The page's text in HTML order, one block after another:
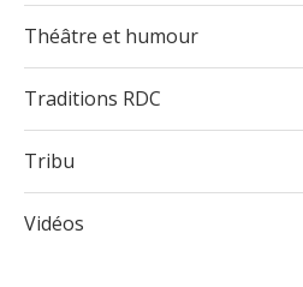
Théâtre et humour
Traditions RDC
Tribu
Vidéos